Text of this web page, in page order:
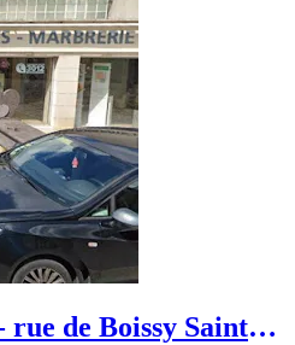
de Boissy Saint-